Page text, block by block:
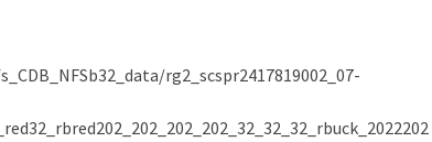
rg2_scspr2417819002_07-